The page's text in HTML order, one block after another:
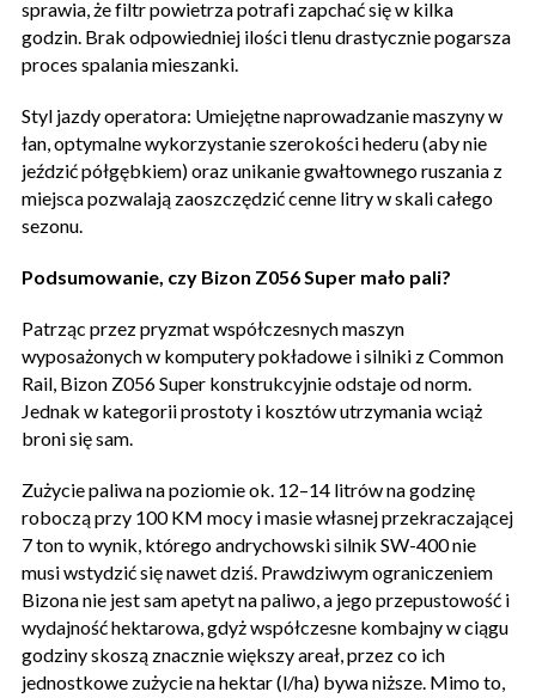
sprawia, że filtr powietrza potrafi zapchać się w kilka
godzin. Brak odpowiedniej ilości tlenu drastycznie pogarsza
proces spalania mieszanki.
Styl jazdy operatora: Umiejętne naprowadzanie maszyny w
łan, optymalne wykorzystanie szerokości hederu (aby nie
jeździć półgębkiem) oraz unikanie gwałtownego ruszania z
miejsca pozwalają zaoszczędzić cenne litry w skali całego
sezonu.
Podsumowanie, czy Bizon Z056 Super mało pali?
Patrząc przez pryzmat współczesnych maszyn
wyposażonych w komputery pokładowe i silniki z Common
Rail, Bizon Z056 Super konstrukcyjnie odstaje od norm.
Jednak w kategorii prostoty i kosztów utrzymania wciąż
broni się sam.
Zużycie paliwa na poziomie ok. 12–14 litrów na godzinę
roboczą przy 100 KM mocy i masie własnej przekraczającej
7 ton to wynik, którego andrychowski silnik SW-400 nie
musi wstydzić się nawet dziś. Prawdziwym ograniczeniem
Bizona nie jest sam apetyt na paliwo, a jego przepustowość i
wydajność hektarowa, gdyż współczesne kombajny w ciągu
godziny skoszą znacznie większy areał, przez co ich
jednostkowe zużycie na hektar (l/ha) bywa niższe. Mimo to,